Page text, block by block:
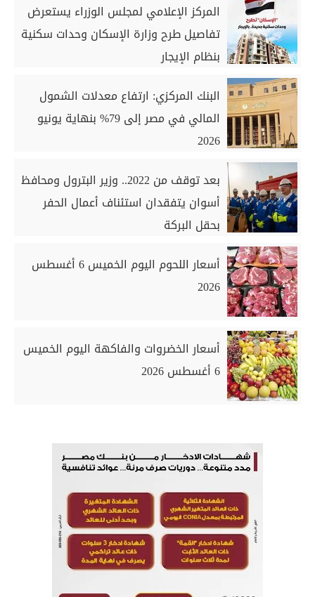
المركز الإعلامي لمجلس الوزراء يستعرض
تفاصيل طرح وزارة الإسكان وحدات سكنية
بنظام الإيجار
البنك المركزي: ارتفاع معدلات الشمول
المالي في مصر إلى 79% بنهاية يونيو
2026
بعد توقف من 2022.. وزير البترول ومحافظ
أسوان يتفقدان استئناف أعمال الحفر
بحقل البركة
أسعار اللحوم اليوم الخميس 6 أغسطس
2026
أسعار الخضروات والفاكهة اليوم الخميس
6 أغسطس 2026